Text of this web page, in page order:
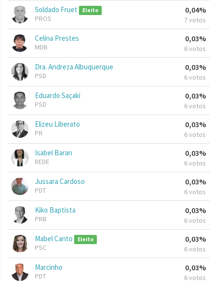
Soldado Fruet Eleito
PROS
0,04%
7 votos
Celina Prestes
MDB
0,03%
6 votos
Dra. Andreza Albuquerque
PSD
0,03%
6 votos
Eduardo Saçaki
PSD
0,03%
6 votos
Elizeu Liberato
PR
0,03%
6 votos
Isabel Baran
REDE
0,03%
6 votos
Jussara Cardoso
PDT
0,03%
6 votos
Kiko Baptista
PRB
0,03%
6 votos
Mabel Canto Eleito
PSC
0,03%
6 votos
Marcinho
PDT
0,03%
6 votos